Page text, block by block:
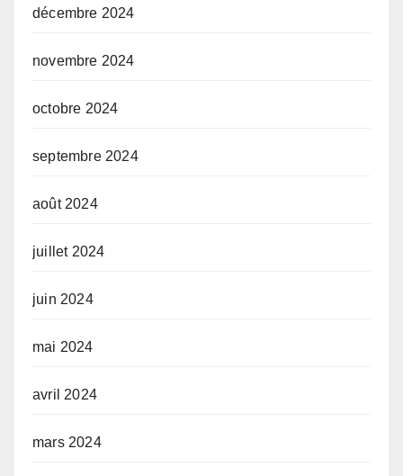
décembre 2024
novembre 2024
octobre 2024
septembre 2024
août 2024
juillet 2024
juin 2024
mai 2024
avril 2024
mars 2024